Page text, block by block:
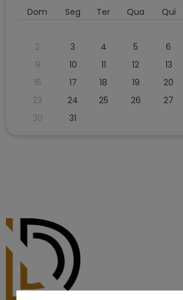
Dom Seg Ter Qua Qui
2
3 4 5 6
9
10 11 12 13
16
17 18 19 20
23
24 25 26 27
30
31